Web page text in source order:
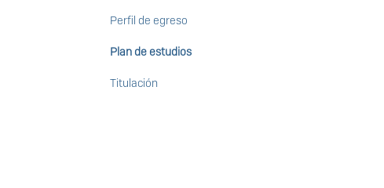
Perfil de egreso
Plan de estudios
Titulación